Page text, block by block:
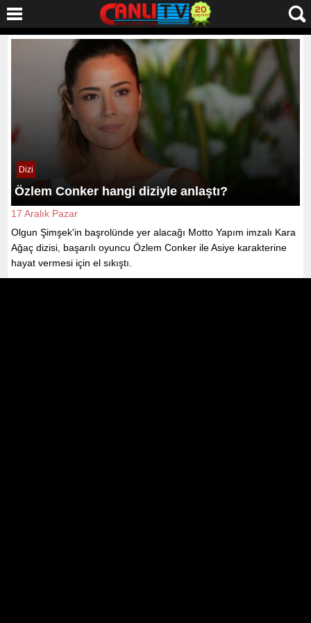
Dizi
Özlem Conker hangi diziyle anlaştı?
17 Aralık Pazar
Olgun Şimşek'in başrolünde yer alacağı Motto Yapım imzalı Kara
Ağaç dizisi, başarılı oyuncu Özlem Conker ile Asiye karakterine
hayat vermesi için el sıkıştı.